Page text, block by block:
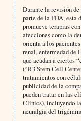
Durante la revisión
parte de la FDA, esta
promueve terapias
afecciones como la
orienta a los
renal, enfermedad de
que acudan a ciertos
(“R3 Stem Cell
tratamientos con
publicidad de la
pueden tratar en las
Clinics), incluyendo
neuralgia del